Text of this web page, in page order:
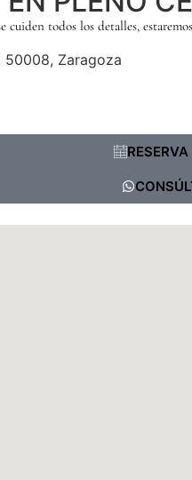
cuiden todos los detalles,
50008, Zaragoza